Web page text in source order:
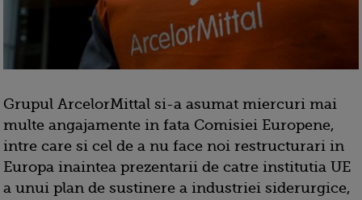
Grupul ArcelorMittal si-a asumat miercuri mai
multe angajamente in fata Comisiei Europene,
intre care si cel de a nu face noi restructurari in
Europa inaintea prezentarii de catre institutia UE
a unui plan de sustinere a industriei siderurgice,